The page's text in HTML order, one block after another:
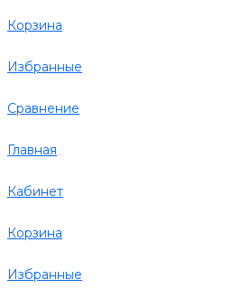
Корзина
Избранные
Сравнение
Главная
Кабинет
Корзина
Избранные